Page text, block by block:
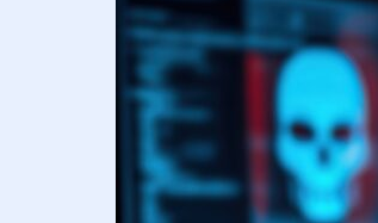
【飛行機以外でも使える】機
内モードって何？具体的にど
うなってるの？